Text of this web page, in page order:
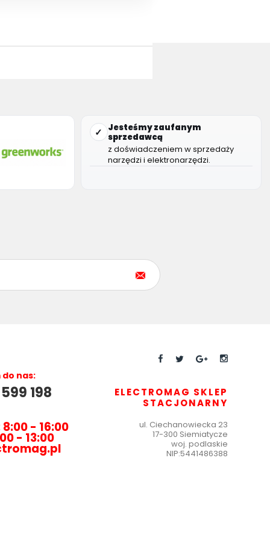
✓
Jesteśmy zaufanym
sprzedawcą
z doświadczeniem w sprzedaży
narzędzi i elektronarzędzi.
nas:
198
- 16:00
- 13:00
ELECTROMAG SKLEP
STACJONARNY
ul. Ciechanowiecka 23
17-300 Siemiatycze
woj. podlaskie
NIP:5441486388